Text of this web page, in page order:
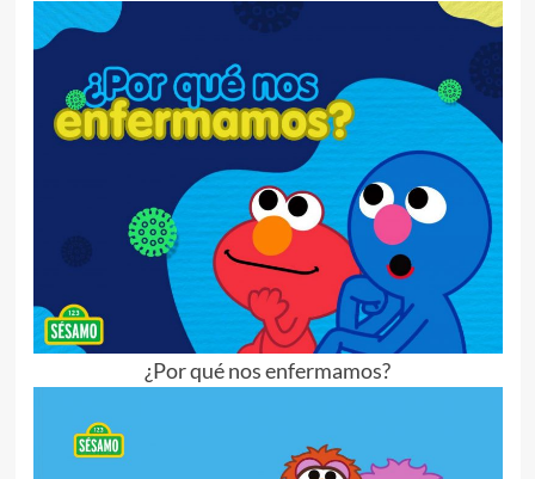
¿Por qué nos enfermamos?